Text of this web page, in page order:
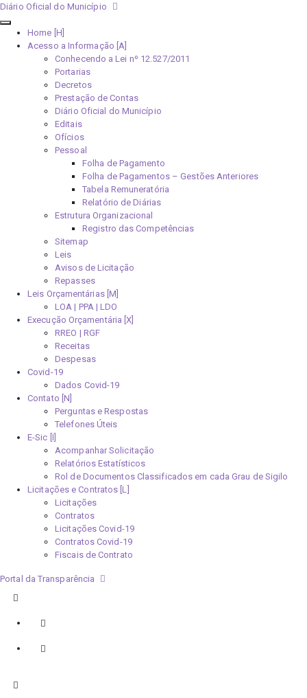
Diário Oficial do Município
Home [H]
Acesso a Informação [A]
Conhecendo a Lei nº 12.527/2011
Portarias
Decretos
Prestação de Contas
Diário Oficial do Município
Editais
Ofícios
Pessoal
Folha de Pagamento
Folha de Pagamentos – Gestões Anteriores
Tabela Remuneratória
Relatório de Diárias
Estrutura Organizacional
Registro das Competências
Sitemap
Leis
Avisos de Licitação
Repasses
Leis Orçamentárias [M]
LOA | PPA | LDO
Execução Orçamentária [X]
RREO | RGF
Receitas
Despesas
Covid-19
Dados Covid-19
Contato [N]
Perguntas e Respostas
Telefones Úteis
E-Sic [I]
Acompanhar Solicitação
Relatórios Estatísticos
Rol de Documentos Classificados em cada Grau de Sigilo
Licitações e Contratos [L]
Licitações
Contratos
Licitações Covid-19
Contratos Covid-19
Fiscais de Contrato
Portal da Transparência